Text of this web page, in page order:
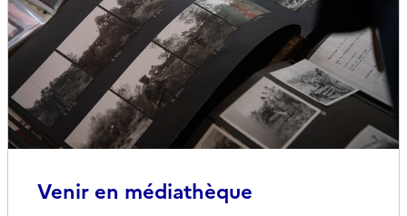
Venir en médiathèque